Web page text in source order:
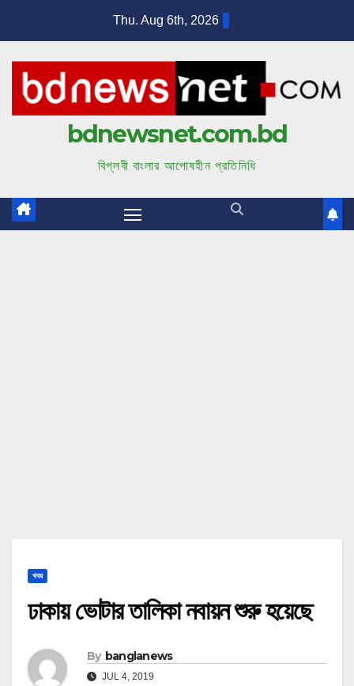
n
Thu. Aug 6th, 2026
bdnewsnet.com.bd
বিপ্লবী বাংলার আপোষহীন প্রতিনিধি
খবর
ঢাকায় ভোটার তালিকা নবায়ন শুরু হয়েছে
By banglanews
JUL 4, 2019